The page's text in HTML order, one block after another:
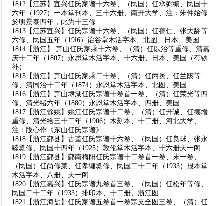
1812【江苏】宜兴任氏家谱十六卷、（民国）任承弼编、民国十
六年（1927）一本堂刊本、三十六册、南开大学、注：朱仲始修
於明景泰四年，此为十三修
1813【江苏宜兴】任氏宗谱十六卷、（民国）任葆仁、张大龄等
六修、民国五年（19l6）诒谷堂木活字本、北图、日本、美国
1814【浙江】 萧山任氏家乘十六卷、（清）任以治等重修、清嘉
庆十二年（1807）永思堂木活字本、十六册、日本、美国（有钞
补）
1815【浙江】萧山任氏家乘二十卷、（清）任丙炎、任兰陔等
修、清同治十二年（1874）永恩堂木活字本、北图、美国
1816【浙江】萧山埭湖任氏宗谱十卷首一卷、（清）任荣光等四
修、清光绪六年（1880）永恩堂木活字本、四册、美国
1817【浙江馀姚】姚江任氏宗谱十二卷、（清）任开诚、任德增
重修、清光给三十二年（1906）木刻本、十二册、河北大学、
注：版心作《东山任氏宗谱》
1818【浙江鄞县】古堇任氏宗谱十六卷、（民国）任良球、张永
睦纂修、民国十四年（1925）敦伦堂木活字本、十六册天一阁
1819【浙江鄞县】鄞南梅阳任氏宗谱十二卷首一卷、末一卷、
（民国）任尚修菜、任孝镛纂修、民国二十二年（1933）报本堂
木活字本、八册、天一阁
1820【浙江嘉兴】任氏宗谱九卷首三卷、（民国）任松年等修、
民国二十二年（1933）排印本、十二册、浙江图
1821【浙江海盐】任氏家谱五卷首一卷宗支全图三卷、（清）任